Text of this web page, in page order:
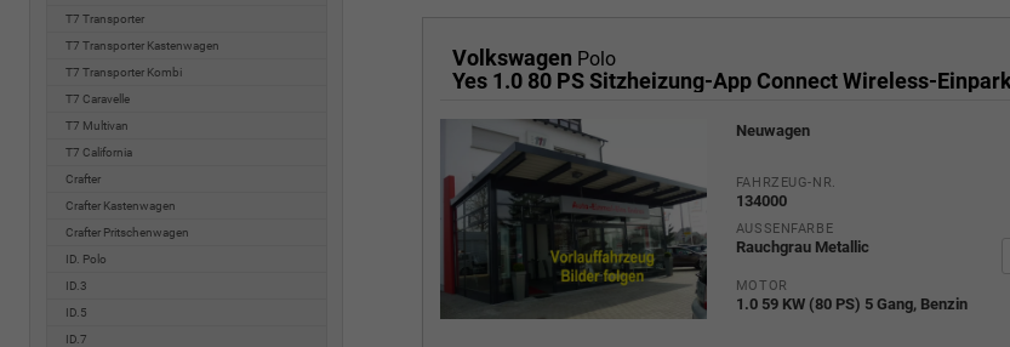
Volkswagen Polo
Neuwagen
FAHRZEUG-NR.
134000
AUSSENFARBE
Rauchgrau Metallic
MOTOR
1.0 59 KW (80 PS) 5 Gang, Benzin
T7 Transporter
T7 Transporter Kastenwagen
T7 Transporter Kombi
T7 Caravelle
T7 Multivan
T7 California
Crafter
Crafter Kastenwagen
Crafter Pritschenwagen
ID. Polo
ID.3
ID.5
ID.7